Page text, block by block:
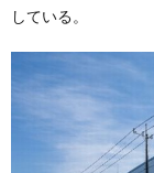
している。